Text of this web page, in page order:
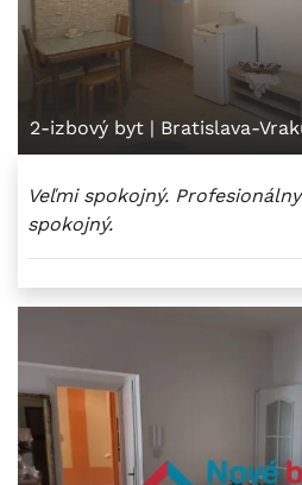
2-izbový byt | Bratislava-
Veľmi spokojný.
spokojný.